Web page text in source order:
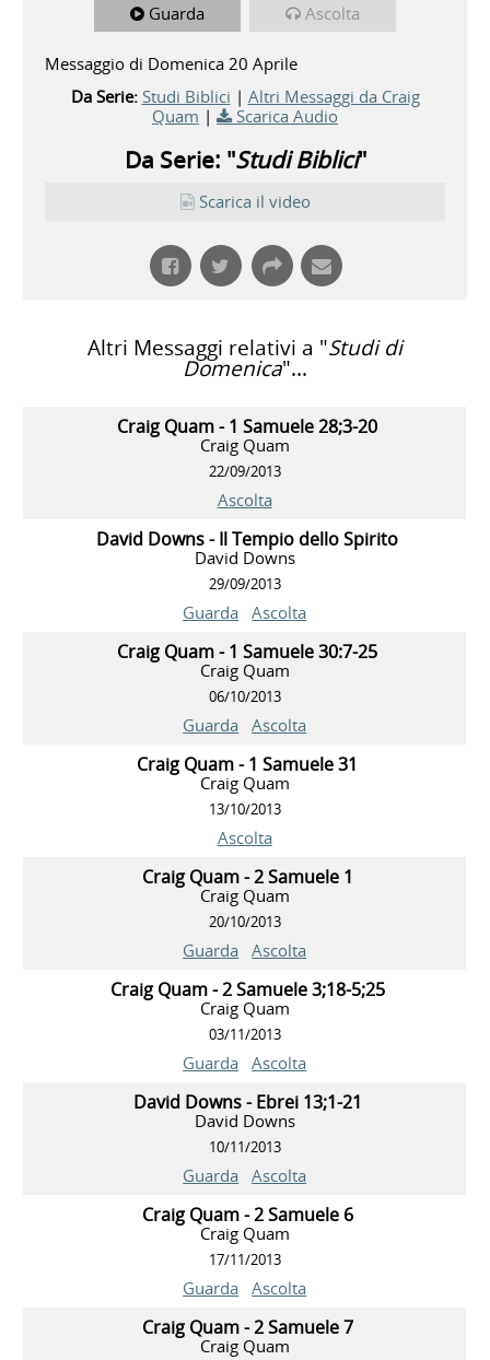
Guarda Ascolta
Messaggio di Domenica 20 Aprile
Da Serie: Studi Biblici | Altri Messaggi da Craig
Quam | Scarica Audio
Da Serie: "Studi Biblici"
Scarica il video
Altri Messaggi relativi a "Studi di
Domenica"...
Craig Quam - 1 Samuele 28;3-20
Craig Quam
22/09/2013
Ascolta
David Downs - Il Tempio dello Spirito
David Downs
29/09/2013
Guarda Ascolta
Craig Quam - 1 Samuele 30:7-25
Craig Quam
06/10/2013
Guarda Ascolta
Craig Quam - 1 Samuele 31
Craig Quam
13/10/2013
Ascolta
Craig Quam - 2 Samuele 1
Craig Quam
20/10/2013
Guarda Ascolta
Craig Quam - 2 Samuele 3;18-5;25
Craig Quam
03/11/2013
Guarda Ascolta
David Downs - Ebrei 13;1-21
David Downs
10/11/2013
Guarda Ascolta
Craig Quam - 2 Samuele 6
Craig Quam
17/11/2013
Guarda Ascolta
Craig Quam - 2 Samuele 7
Craig Quam